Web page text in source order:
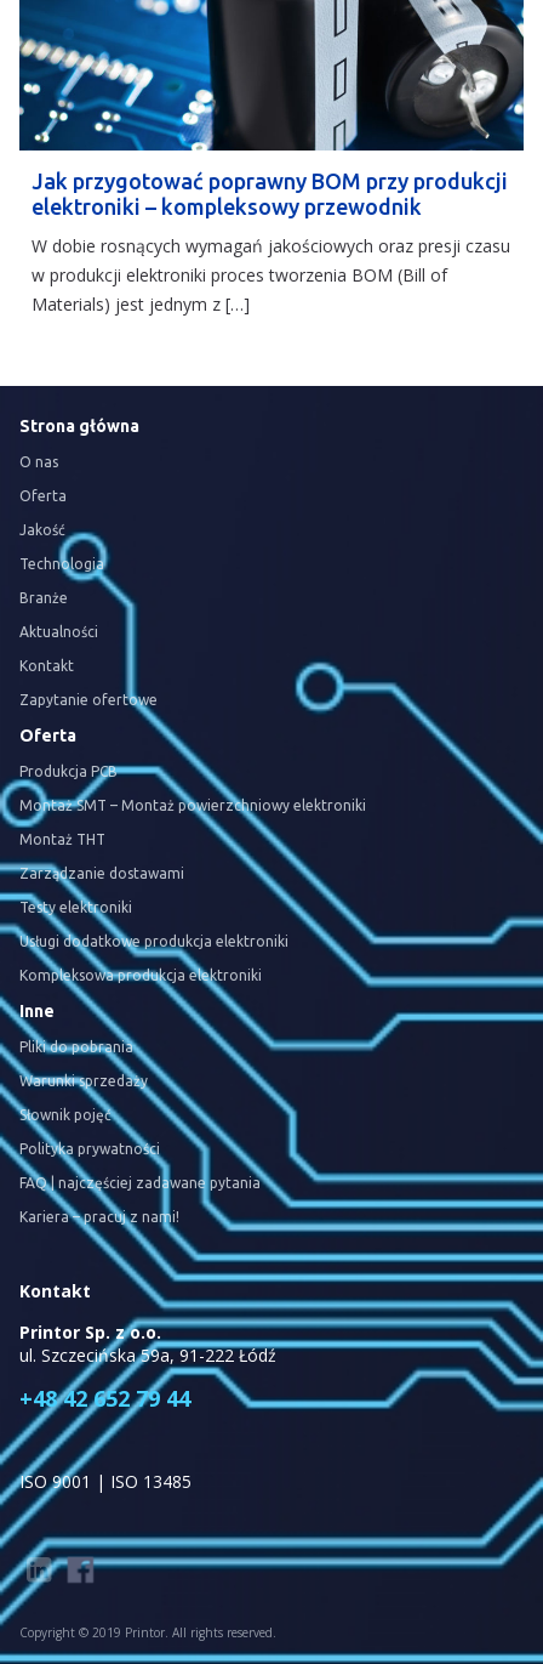
Jak przygotować poprawny BOM przy produkcji
elektroniki – kompleksowy przewodnik
W dobie rosnących wymagań jakościowych oraz presji czasu
w produkcji elektroniki proces tworzenia BOM (Bill of
Materials) jest jednym z […]
Strona główna
O nas
Oferta
Jakość
Technologia
Branże
Aktualności
Kontakt
Zapytanie ofertowe
Oferta
Produkcja PCB
Montaż SMT – Montaż powierzchniowy elektroniki
Montaż THT
Zarządzanie dostawami
Testy elektroniki
Usługi dodatkowe produkcja elektroniki
Kompleksowa produkcja elektroniki
Inne
Pliki do pobrania
Warunki sprzedaży
Słownik pojęć
Polityka prywatności
FAQ | najczęściej zadawane pytania
Kariera – pracuj z nami!
Kontakt
Printor Sp. z o.o.
ul. Szczecińska 59a, 91-222 Łódź
+48 42 652 79 44
ISO 9001 | ISO 13485
Copyright © 2019 Printor. All rights reserved.